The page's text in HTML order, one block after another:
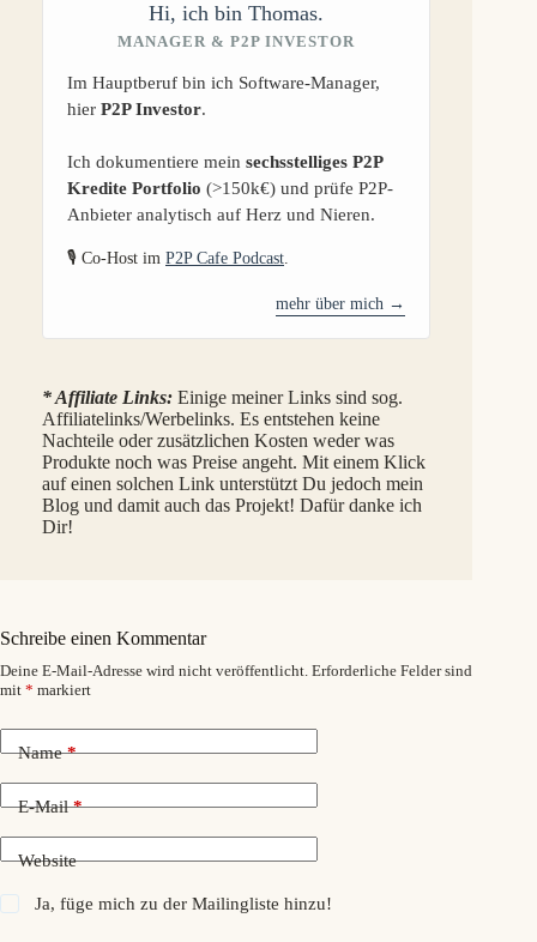
Hi, ich bin Thomas.
MANAGER & P2P INVESTOR
Im Hauptberuf bin ich Software-Manager,
hier P2P Investor.
Ich dokumentiere mein sechsstelliges P2P
Kredite Portfolio (>150k€) und prüfe P2P-
Anbieter analytisch auf Herz und Nieren.
🎙️ Co-Host im P2P Cafe Podcast.
mehr über mich →
* Affiliate Links: Einige meiner Links sind sog.
Affiliatelinks/Werbelinks. Es entstehen keine
Nachteile oder zusätzlichen Kosten weder was
Produkte noch was Preise angeht. Mit einem Klick
auf einen solchen Link unterstützt Du jedoch mein
Blog und damit auch das Projekt! Dafür danke ich
Dir!
Schreibe einen Kommentar
Deine E-Mail-Adresse wird nicht veröffentlicht. Erforderliche Felder sind
mit * markiert
Name*
E-Mail*
Website
Ja, füge mich zu der Mailingliste hinzu!